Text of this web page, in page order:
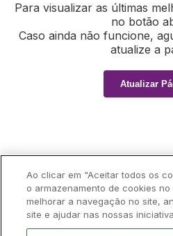
Para visualizar as últimas
no botão
Caso ainda não funcione,
atualize a
Atualizar
Ao clicar em "Aceitar todos os
o armazenamento de cookies
melhorar a navegação no site,
site e ajudar nas nossas